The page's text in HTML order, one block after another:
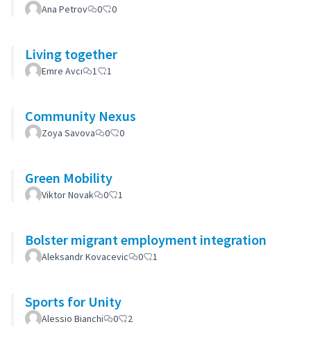
Ana Petrov 0 0
Living together
Emre Avcı 1 1
Community Nexus
Zoya Savova 0 0
Green Mobility
Viktor Novak 0 1
Bolster migrant employment integration
Aleksandr Kovacevic 0 1
Sports for Unity
Alessio Bianchi 0 2